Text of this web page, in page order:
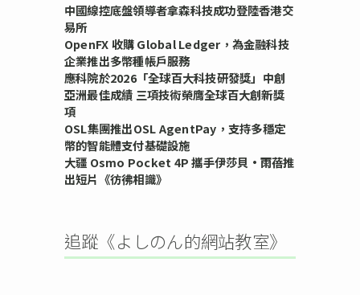
中國線控底盤領導者拿森科技成功登陸香港交
易所
OpenFX 收購 Global Ledger，為金融科技
企業推出多幣種帳戶服務
應科院於2026「全球百大科技研發獎」中創
亞洲最佳成績 三項技術榮膺全球百大創新獎
項
OSL集團推出OSL AgentPay，支持多穩定
幣的智能體支付基礎設施
大疆 Osmo Pocket 4P 攜手伊莎貝•雨蓓推
出短片《彷彿相識》
追蹤《よしのん的網站教室》